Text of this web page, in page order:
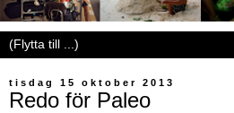
tisdag 15 oktober 2013
Redo för Paleo